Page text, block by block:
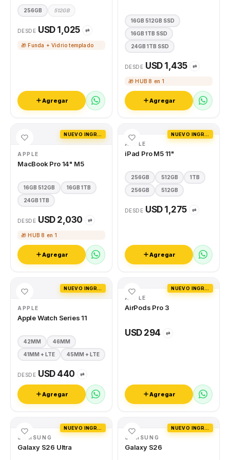
256GB 512GB
DESDE USD 1,025 ⇄
🎁 Funda + Vidrio templado
Agregar
16GB 512GB SSD
16GB 1TB SSD
24GB 1TB SSD
DESDE USD 1,435 ⇄
🎁 HUB 8 en 1
Agregar
APPLE
MacBook Pro 14" M5
16GB 512GB 16GB 1TB
24GB 1TB
DESDE USD 2,030 ⇄
🎁 HUB 8 en 1
Agregar
APPLE
iPad Pro M5 11"
256GB 512GB 1TB
256GB 512GB
DESDE USD 1,275 ⇄
Agregar
APPLE
Apple Watch Series 11
42MM 46MM
41MM + LTE 45MM + LTE
DESDE USD 440 ⇄
Agregar
APPLE
AirPods Pro 3
USD 294 ⇄
Agregar
SAMSUNG
Galaxy S26 Ultra
SAMSUNG
Galaxy S26